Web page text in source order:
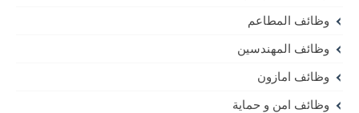
وظائف المطاعم
وظائف المهندسين
وظائف امازون
وظائف امن و حماية